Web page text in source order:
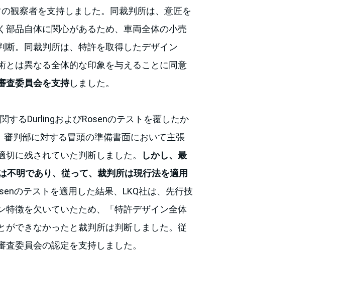
観察者を支持しました。同裁判所は、意匠を
品自体に関心があるため、車両全体の小売
断。同裁判所は、特許を取得したデザイン
とは異なる全体的な印象を与えることに同意
査委員会を支持しました。
するDurlingおよびRosenのテストを覆したか
判部に対する冒頭の準備書面において主張
に残されていた判断しました。
しかし、最
明であり、従って、裁判所は現行法を適用
のテストを適用した結果、LKQ社は、先行技
徴を欠いていたため、「特許デザイン全体
できなかったと裁判所は判断しました。従
委員会の認定を支持しました。